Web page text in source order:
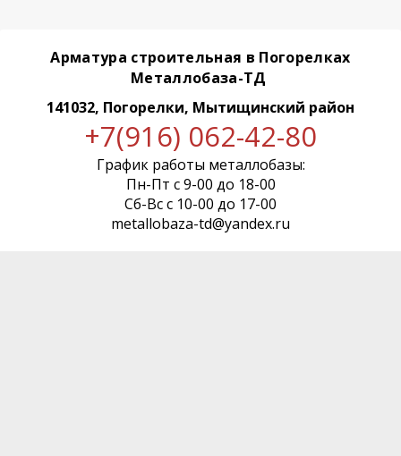
Арматура строительная в Погорелках
Металлобаза-ТД
141032, Погорелки, Мытищинский район
+7(916) 062-42-80
График работы металлобазы:
Пн-Пт с 9-00 до 18-00
Сб-Вс с 10-00 до 17-00
metallobaza-td@yandex.ru